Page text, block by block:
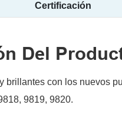
Certificación
Del
con los nuevos
9819, 9820.